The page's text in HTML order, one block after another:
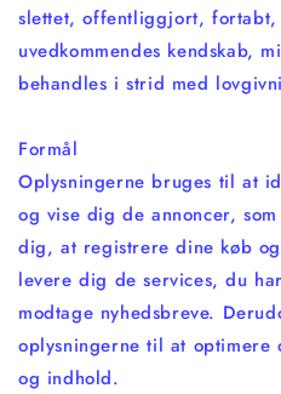
slettet, offentliggjort,
uvedkommendes kendskab,
behandles i strid med
Formål
Oplysningerne bruges til at
og vise dig de annoncer,
dig, at registrere dine køb
levere dig de services, du
modtage nyhedsbreve.
oplysningerne til at optimere
og indhold.